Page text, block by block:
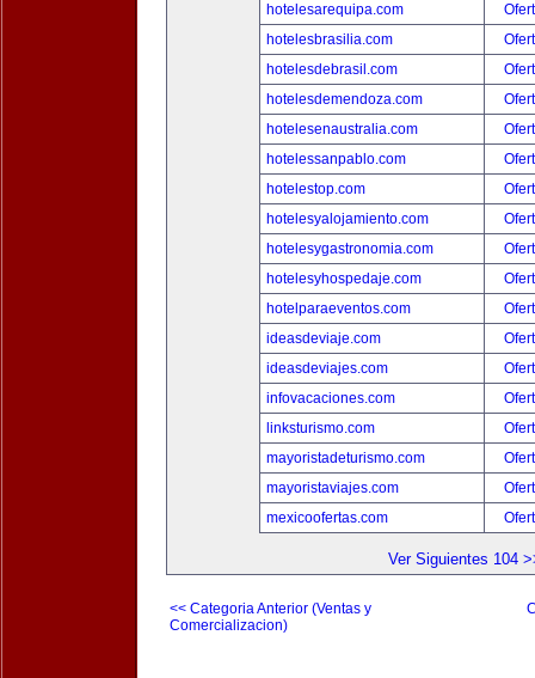
hotelesarequipa.com
hotelesbrasilia.com
hotelesdebrasil.com
hotelesdemendoza.com
hotelesenaustralia.com
hotelessanpablo.com
hotelestop.com
hotelesyalojamiento.com
hotelesygastronomia.com
hotelesyhospedaje.com
hotelparaeventos.com
ideasdeviaje.com
ideasdeviajes.com
infovacaciones.com
linksturismo.com
mayoristadeturismo.com
mayoristaviajes.com
mexicoofertas.com
Ver Siguientes 104
<< Categoria Anterior (Ventas y
Comercializacion)